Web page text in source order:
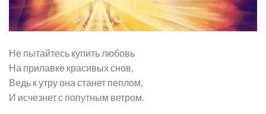
Не пытайтесь купить любовь
На прилавке красивых снов,
Ведь к утру она станет пеплом,
И исчезнет с попутным ветром.